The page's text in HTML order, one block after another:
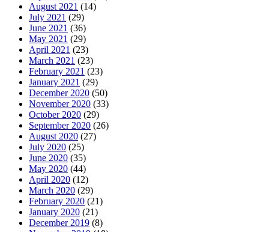
August 2021 (14)
July 2021 (29)
June 2021 (36)
May 2021 (29)
April 2021 (23)
March 2021 (23)
February 2021 (23)
January 2021 (29)
December 2020 (50)
November 2020 (33)
October 2020 (29)
September 2020 (26)
August 2020 (27)
July 2020 (25)
June 2020 (35)
May 2020 (44)
April 2020 (12)
March 2020 (29)
February 2020 (21)
January 2020 (21)
December 2019 (8)